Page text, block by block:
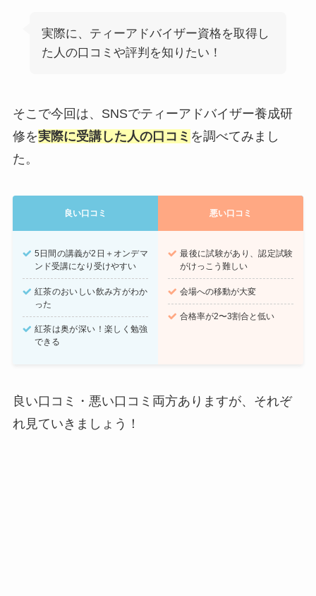
実際に、ティーアドバイザー資格を取得し
た人の口コミや評判を知りたい！
そこで今回は、SNSでティーアドバイザー養成研
修を実際に受講した人の口コミ を調べてみまし
た。
良い口コミ 悪い口コミ
5日間の講義が2日＋オンデマ
ンド受講になり受けやすい
紅茶のおいしい飲み方がわか
った
紅茶は奥が深い！楽しく勉強
できる
最後に試験があり、認定試験
がけっこう難しい
会場への移動が大変
合格率が2〜3割合と低い
良い口コミ・悪い口コミ両方ありますが、それぞ
れ見ていきましょう！